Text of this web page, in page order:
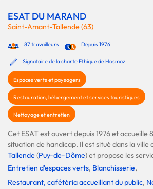
ESAT DU MARAND
Saint-Amant-Tallende (63)
87 travailleurs Depuis 1976
Signataire de la charte Ethique de Hosmoz
Espaces verts et paysagers
Restauration, hébergement et services touristiques
Nettoyage et entretien
Cet ESAT est ouvert depuis 1976 et accueille
situation de handicap. Il est situé dans la ville
Tallende(Puy-de-Dôme) et propose les
Entretien d'espaces verts, Blanchisserie,
Restaurant, cafétéria accueillant du public,